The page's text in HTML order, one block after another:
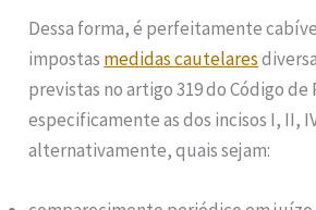
Dessa forma, é perfeitamente
impostas medidas cautelares
previstas no artigo 319 do Código de
especificamente as dos incisos I, II,
alternativamente, quais sejam: